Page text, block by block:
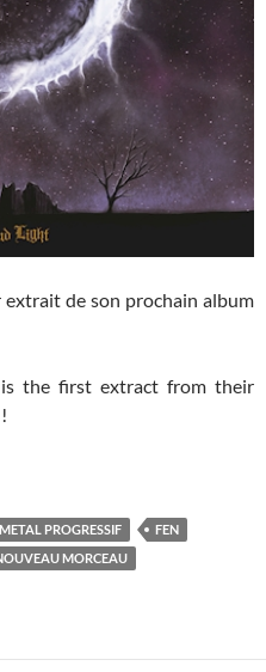
extrait de son prochain album
the first extract from their
morceau dévoilé
PROGRESSIF
FEN
MORCEAU